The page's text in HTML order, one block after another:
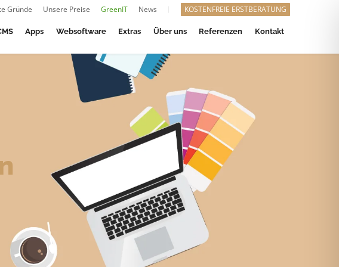
Gründe Unsere Preise GreenIT News KOSTENFREIE ERSTBERATUNG
Apps Websoftware Extras Über uns Referenzen Kontakt